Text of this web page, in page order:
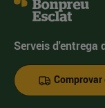
Serveis d'entrega